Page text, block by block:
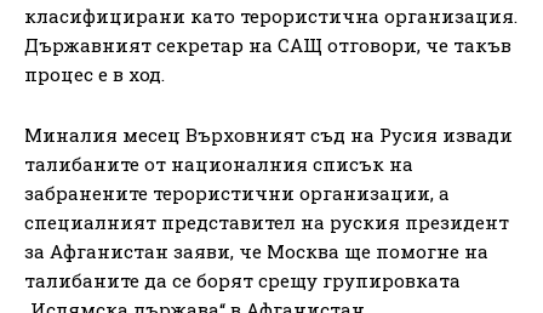
класифицирани като терористична организация.
Държавният секретар на САЩ отговори, че такъв
процес е в ход.
Миналия месец Върховният съд на Русия извади
талибаните от националния списък на
забранените терористични организации, а
специалният представител на руския президент
за Афганистан заяви, че Москва ще помогне на
талибаните да се борят срещу групировката